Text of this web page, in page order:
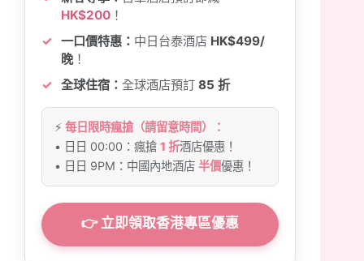
HK$200 ！
一口價特惠： 中日台泰酒店 HK$499/
晚 ！
全球住宿： 全球酒店預訂 85 折
⚡ 每日限時瘋搶（請留意時間）：
• 日日 00:00：瘋搶 1 折酒店優惠！
• 日日 9PM：中國內地酒店 半價優惠！
👉 立即領取香港專區優惠